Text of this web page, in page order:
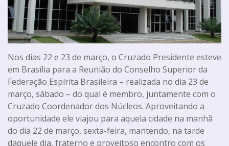
Nos dias 22 e 23 de março, o Cruzado Presidente esteve
em Brasília para a Reunião do Conselho Superior da
Federação Espírita Brasileira – realizada no dia 23 de
março, sábado – do qual é membro, juntamente com o
Cruzado Coordenador dos Núcleos. Aproveitando a
oportunidade ele viajou para aquela cidade na manhã
do dia 22 de março, sexta-feira, mantendo, na tarde
daquele dia, fraterno e proveitoso encontro com os